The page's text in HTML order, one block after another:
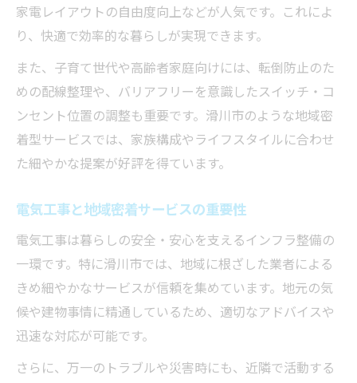
家電レイアウトの自由度向上などが人気です。これによ
り、快適で効率的な暮らしが実現できます。
また、子育て世代や高齢者家庭向けには、転倒防止のた
めの配線整理や、バリアフリーを意識したスイッチ・コ
ンセント位置の調整も重要です。滑川市のような地域密
着型サービスでは、家族構成やライフスタイルに合わせ
た細やかな提案が好評を得ています。
電気工事と地域密着サービスの重要性
電気工事は暮らしの安全・安心を支えるインフラ整備の
一環です。特に滑川市では、地域に根ざした業者による
きめ細やかなサービスが信頼を集めています。地元の気
候や建物事情に精通しているため、適切なアドバイスや
迅速な対応が可能です。
さらに、万一のトラブルや災害時にも、近隣で活動する